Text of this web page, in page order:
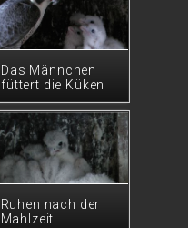
Das Männchen
füttert die Küken
Ruhen nach der
Mahlzeit